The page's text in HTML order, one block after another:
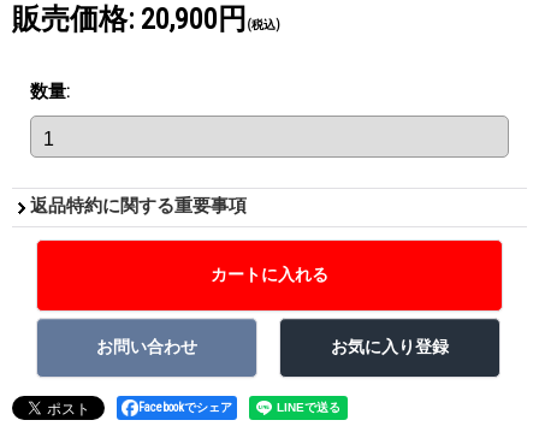
販売価格: 20,900円 (税込)
数量:
返品特約に関する重要事項
Facebookでシェア